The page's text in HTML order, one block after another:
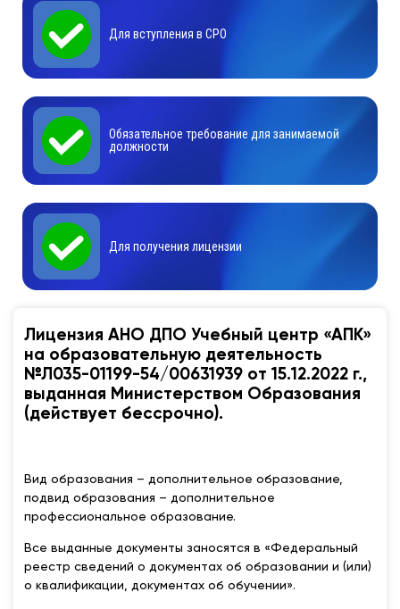
Для вступления в СРО
Обязательное требование для занимаемой
должности
Для получения лицензии
Лицензия АНО ДПО Учебный центр «АПК»
на образовательную деятельность
№Л035-01199-54/00631939 от 15.12.2022 г.,
выданная Министерством Образования
(действует бессрочно).
Вид образования – дополнительное образование,
подвид образования – дополнительное
профессиональное образование.
Все выданные документы заносятся в «Федеральный
реестр сведений о документах об образовании и (или)
о квалификации, документах об обучении».